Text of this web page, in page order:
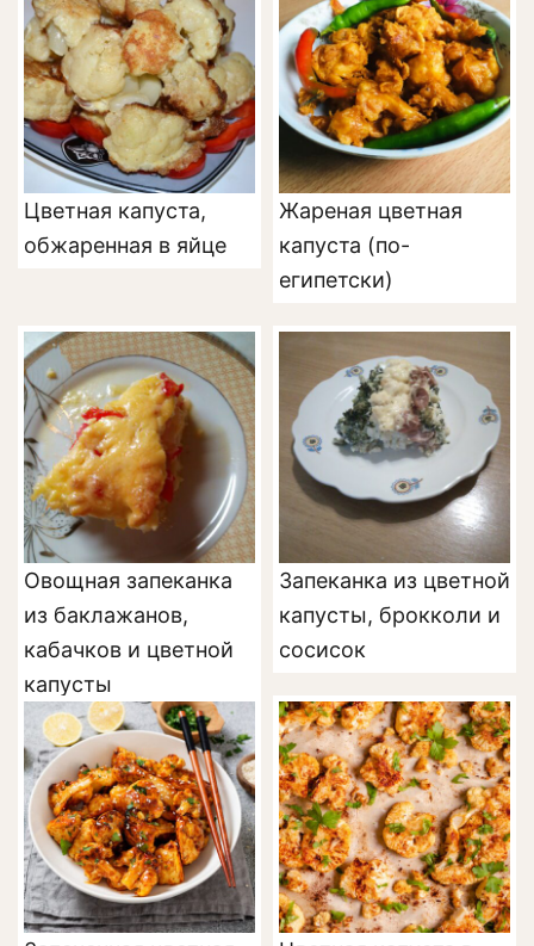
Цветная капуста,
обжаренная в яйце
Жареная цветная
капуста (по-
египетски)
Овощная запеканка
из баклажанов,
кабачков и цветной
капусты
Запеканка из цветной
капусты, брокколи и
сосисок